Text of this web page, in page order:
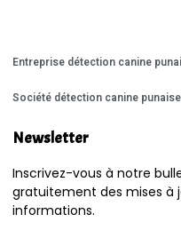
Entreprise détection canine
Société détection canine
Newsletter
Inscrivez-vous à notre
gratuitement des mises à
informations.